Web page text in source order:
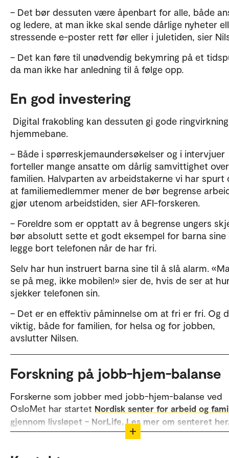
– Det bør dessuten være åpenbart for alle, både
og ledere, at man ikke skal sende dårlige nyheter
stressende e-poster rett før eller i juletiden, sier
– Det kan føre til unødvendig bekymring på et
da man ikke har anledning til å følge opp.
En god investering
Digital frakobling kan dessuten gi gode
hjemmebane.
– Både i spørreskjemaundersøkelser og i intervjuer
forteller mange ansatte om dårlig samvittighet
familien. Halvparten av arbeidstakerne vi har spurt
at familiemedlemmer mener de bør begrense
gjør utenom arbeidstiden, sier AFI-forskeren.
– Foreldre som er opptatt av å begrense ungers
bør absolutt sette et godt eksempel for barna sine
legge bort telefonen når de har fri.
Selv har hun instruert barna sine til å slå alarm.
se på meg, ikke mobilen!» sier de, hvis de ser at
sjekker telefonen sin.
– Det er en effektiv påminnelse om at fri er fri. Og
viktig, både for familien, for helsa og for jobben,
avslutter Nilsen.
Forskning på jobb-hjem-balanse
Forskerne som jobber med jobb-hjem-balanse ved
OsloMet har startet Nordisk senter for arbeid og
gjennom livsløpet – NorLife. Les mer om senteret her.
Arbeidsforskningsinstituttet AFI ved OsloMet har
pågående prosjekter om ny teknologis påvirkning